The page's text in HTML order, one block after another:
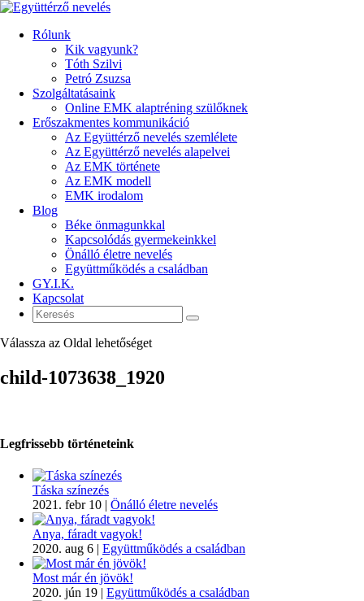
Rólunk
Kik vagyunk?
Tóth Szilvi
Petró Zsuzsa
Szolgáltatásaink
Online EMK alaptréning szülőknek
Erőszakmentes kommunikáció
Az Együttérző nevelés szemlélete
Az Együttérző nevelés alapelvei
Az EMK története
Az EMK modell
EMK irodalom
Blog
Béke önmagunkkal
Kapcsolódás gyermekeinkkel
Önálló életre nevelés
Együttműködés a családban
GY.I.K.
Kapcsolat
Válassza az Oldal lehetőséget
child-1073638_1920
Legfrissebb történeteink
Táska színezés
2021. febr 10 | Önálló életre nevelés
Anya, fáradt vagyok!
2020. aug 6 | Együttműködés a családban
Most már én jövök!
2020. jún 19 | Együttműködés a családban